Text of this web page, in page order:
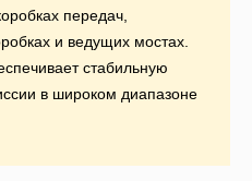
передач,
и ведущих мостах.
стабильную
в широком диапазоне